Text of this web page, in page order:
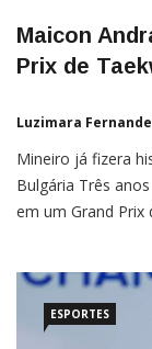
Maicon
Prix de
Luzimara
Mineiro já fizera
Bulgária Três
em um Grand Prix
torneio […]
ESPORTES